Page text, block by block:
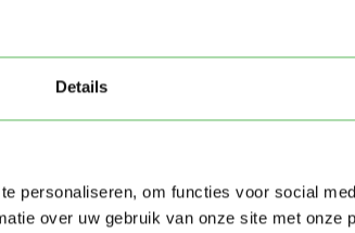
Details
personaliseren, om functies voor social
over uw gebruik van onze site met onze